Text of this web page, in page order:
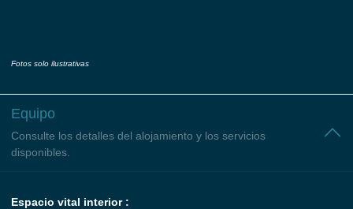
Fotos solo ilustrativas
Equipo
Consulte los detalles del alojamiento y los servicios
disponibles.
Espacio vital interior :